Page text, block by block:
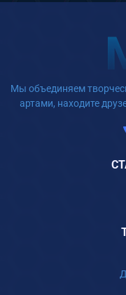
Мы объединяем
артами, находите